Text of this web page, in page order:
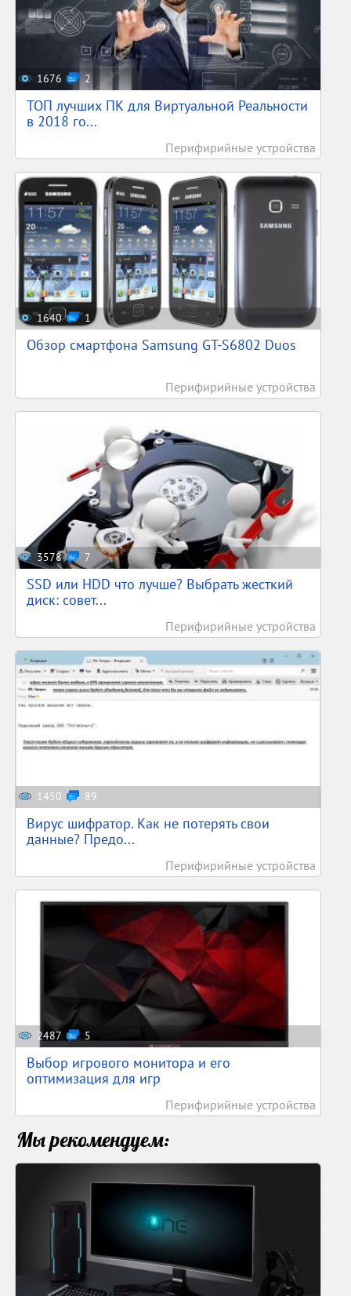
1676 2
ТОП лучших ПК для Виртуальной Реальности
в 2018 го...
Перифирийные устройства
1640 1
Обзор смартфона Samsung GT-S6802 Duos
Перифирийные устройства
3578 7
SSD или HDD что лучше? Выбрать жесткий
диск: совет...
Перифирийные устройства
1450 89
Вирус шифратор. Как не потерять свои
данные? Предо...
Перифирийные устройства
2487 5
Выбор игрового монитора и его
оптимизация для игр
Перифирийные устройства
Мы рекомендуем: